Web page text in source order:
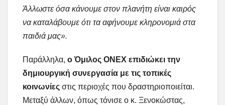
Άλλωστε όσα κάνουμε στον πλανήτη είναι καιρός
να καταλάβουμε ότι τα αφήνουμε κληρονομιά στα
παιδιά μας».
Παράλληλα, ο Όμιλος ΟΝΕΧ επιδιώκει την
δημιουργική συνεργασία με τις τοπικές
κοινωνίες στις περιοχές που δραστηριοποιείται.
Μεταξύ άλλων, όπως τόνισε ο κ. Ξενοκώστας,